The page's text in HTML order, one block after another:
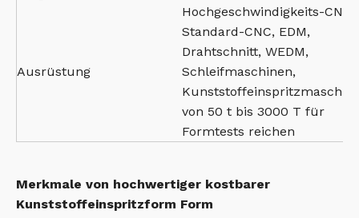
Ausrüstung
Hochgeschwindigkeits-CNC,
Standard-CNC, EDM,
Drahtschnitt, WEDM,
Schleifmaschinen,
von 50 t bis 3000 T für
Formtests reichen
Merkmale von hochwertiger kostbarer
Kunststoffeinspritzform Form